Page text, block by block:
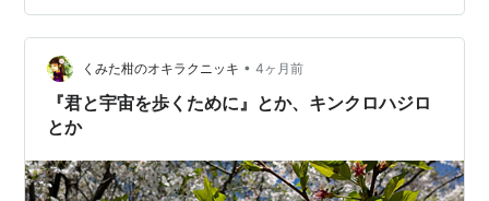
かけないようで、嬉しい被写体に なってくれました。後
頭のポニーテールが可愛いですね。 キンクロハジロ ちょ
っと目が怖いです(笑）右はオオバンです 尾羽がこんなに
広がって見えたのは初めてか…
くみた柑のオキラクニッキ • 4ヶ月前
『君と宇宙を歩くために』とか、キンクロハジロ
とか